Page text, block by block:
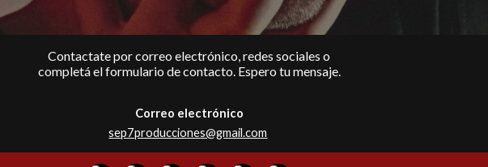
Contactate por correo electrónico, redes sociales o
completá el formulario de contacto. Espero tu mensaje.
Correo electrónico
sep7producciones@gmail.com